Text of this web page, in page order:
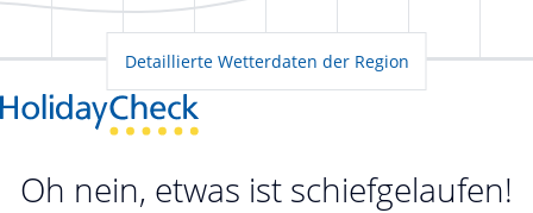
Detaillierte Wetterdaten der Region
Oh nein, etwas ist schiefgelaufen!